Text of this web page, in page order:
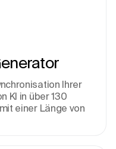
Ihrer
KI in über 130
einer Länge von